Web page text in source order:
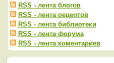
RSS - лента блогов
RSS - лента рецептов
RSS - лента библиотеки
RSS - лента форума
RSS - лента коментариев